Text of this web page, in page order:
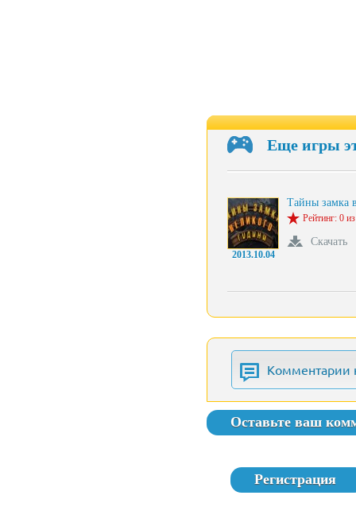
Еще игры
2013.10.04
Тайны замка
Рейтинг: 0
Скачать
Комментарии
Оставьте ваш
Регистрация